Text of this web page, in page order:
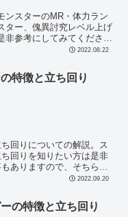
ンスターのMR・体力ラン
ター、傀異討究レベル上げ
非参考にしてみてくださ
きますので、お見逃しな
2022.08.22
特徴と立ち回り
回りについての解説。ス
回りを知りたい方は是非
ありますので、そちらも
2022.09.20
の特徴と立ち回り